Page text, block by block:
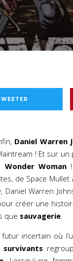
Daniel Warren
! Et sur
Wonder Woman!
de Space Mullet
Daniel Warren
créer une
que sauvagerie.
incertain où
survivants